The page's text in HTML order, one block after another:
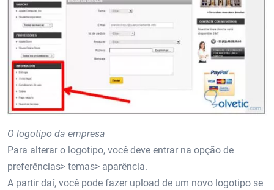
O logotipo da empresa
Para alterar o logotipo, você deve entrar na opção de
preferências> temas> aparência.
A partir daí, você pode fazer upload de um novo logotipo se